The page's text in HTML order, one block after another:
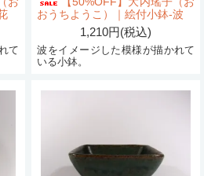
て
おうちようこ）｜絵付小鉢-波
1,210円(税込)
波をイメージした模様が描かれて
いる小鉢。